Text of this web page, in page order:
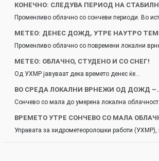
КОНЕЧНО: СЛЕДУВА ПЕРИОД НА
Променливо облачно со сончеви периоди. Во
МЕТЕО: ДЕНЕС ДОЖД, УТРЕ НАУТРО
Променливо облачно со повремени локални
МЕТЕО: ОБЛАЧНО, СТУДЕНО И СО СНЕГ!
Од УХМР јавуваат дека времето денес ќе…
ВО СРЕДА ЛОКАЛНИ ВРНЕЖИ ОД ДОЖД
Сончево со мала до умерена локална
ВРЕМЕТО УТРЕ СОНЧЕВО СО МАЛА
Управата за хидрометеоролошки работи (УХМР),